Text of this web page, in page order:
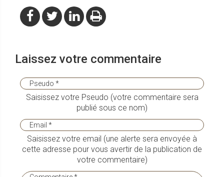
Laissez votre commentaire
Saisissez votre Pseudo (votre commentaire sera
publié sous ce nom)
Saisissez votre email (une alerte sera envoyée à
cette adresse pour vous avertir de la publication de
votre commentaire)